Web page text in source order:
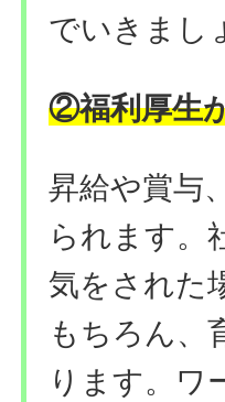
でいきまし
②福利厚生
昇給や賞与
られます。
気をされた
もちろん、
ります。ワ